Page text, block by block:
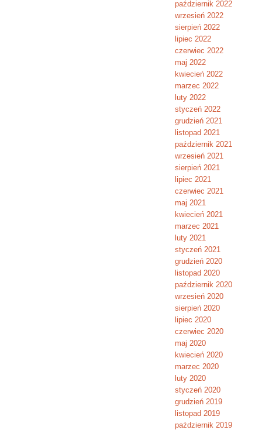
październik 2022
wrzesień 2022
sierpień 2022
lipiec 2022
czerwiec 2022
maj 2022
kwiecień 2022
marzec 2022
luty 2022
styczeń 2022
grudzień 2021
listopad 2021
październik 2021
wrzesień 2021
sierpień 2021
lipiec 2021
czerwiec 2021
maj 2021
kwiecień 2021
marzec 2021
luty 2021
styczeń 2021
grudzień 2020
listopad 2020
październik 2020
wrzesień 2020
sierpień 2020
lipiec 2020
czerwiec 2020
maj 2020
kwiecień 2020
marzec 2020
luty 2020
styczeń 2020
grudzień 2019
listopad 2019
październik 2019